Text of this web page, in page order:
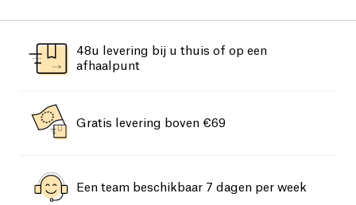
48u levering bij u thuis of op een
afhaalpunt
Gratis levering boven €69
Een team beschikbaar 7 dagen per week